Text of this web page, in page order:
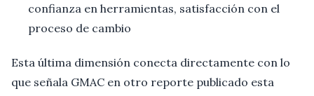
confianza en herramientas, satisfacción con el
proceso de cambio
Esta última dimensión conecta directamente con lo
que señala GMAC en otro reporte publicado esta